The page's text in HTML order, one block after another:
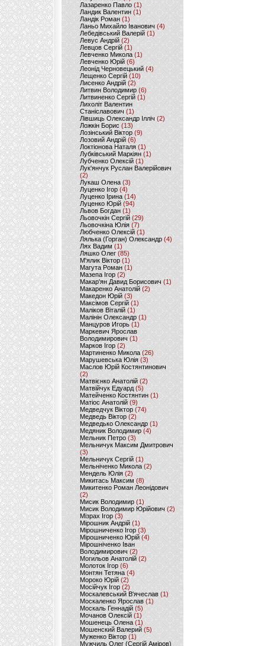
Лазаренко Павло (1)
Ландик Валентин (1)
Ландік Роман (1)
Ланьо Михайло Іванович(4)
Лебедівський Валерій(1)
Левус Андрій(2)
Левцов Сергій (1)
Левченко Микола (1)
Левченко Юрій (6)
Леонід Черновецький (4)
Лещенко Сергій (10)
Лисенко Андрій (2)
Литвин Володимир (6)
Литвиненко Сергій (1)
Лихоліт Валентин
Станіславович (1)
Лівшиць Олександр Ілліч (2)
Ложкін Борис(13)
Лозінський Віктор(9)
Лозовий Андрій (6)
Локтіонова Наталя (1)
Лубківський Маркіян(1)
Лубченко Олексій (1)
Лук'янчук Руслан Валерійович
(2)
Лукаш Олена (3)
Луценко Ігор (4)
Луценко Ірина (14)
Луценко Юрій (94)
Львов Богдан (1)
Льовочкін Сергій (29)
Льовочкіна Юлія(7)
Любченко Олексій(1)
Лялька (Горган) Олександр(4)
Лях Вадим (1)
Ляшко Олег (85)
М'ялик Віктор(1)
Магута Роман(1)
Мазепа Ігор (2)
Макар'ян Давид Борисович(1)
Макаренко Анатолій (2)
Македон Юрій(3)
Максімов Сергій (1)
Маліков Віталій (1)
Малінін Олександр (1)
Манцуров Игорь (1)
Маркевич Ярослав
Володимирович (1)
Марков Ігор (2)
Мартиненко Микола (26)
Марушевська Юлія (3)
Маслов Юрій Костянтинович
(2)
Матвієнко Анатолій (2)
Матвійчук Едуард(5)
Матейченко Костянтин (1)
Матіос Анатолій (9)
Медведчук Віктор(74)
Медведь Віктор (2)
Медведько Олександр (1)
Медяник Володимир(4)
Мельник Петро (3)
Мельничук Максим Дмитрович
(3)
Мельничук Сергій (1)
Мельніченко Микола (2)
Мендель Юлія (2)
Микитась Максим (8)
Микитенко Роман Леонідович
(2)
Мисик Володимир (1)
Мисик Володимир Юрійович(2)
Мізрах Ігор(3)
Мірошник Андрій(1)
Мірошниченко Ігор (3)
Мірошниченко Юрій(4)
Мірошніченко Іван
Володимирович (2)
Могильов Анатолій (2)
Молоток Ігор (6)
Монтян Тетяна (4)
Мороко Юрій(2)
Мосійчук Ігор (2)
Москалевський В'ячеслав (1)
Москаленко Ярослав (1)
Москаль Геннадій (5)
Мочанов Олексій(1)
Мошенець Олена(1)
Мошенский Валерий (5)
Муженко Віктор (1)
Мужчиль Олег (Сергій Аміров)